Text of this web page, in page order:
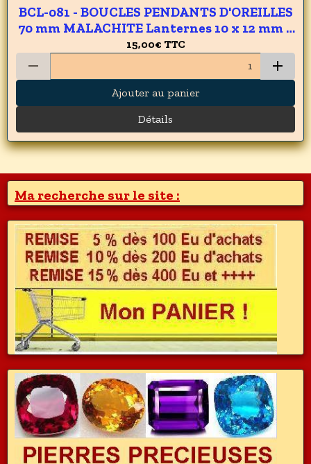
BCL-081 - BOUCLES PENDANTS D'OREILLES
70 mm MALACHITE Lanternes 10 x 12 mm 2
pendants FLECHES 15 x 20 mm - argent 925
15,00€ TTC
Ajouter au panier
Détails
Ma recherche sur le site :